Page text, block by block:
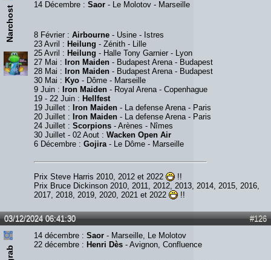
Narchost
14 Décembre : Saor - Le Molotov - Marseille
8 Février : Airbourne - Usine - Istres
23 Avril : Heilung - Zénith - Lille
25 Avril : Heilung - Halle Tony Garnier - Lyon
27 Mai : Iron Maiden - Budapest Arena - Budapest
28 Mai : Iron Maiden - Budapest Arena - Budapest
30 Mai : Kyo - Dôme - Marseille
9 Juin : Iron Maiden - Royal Arena - Copenhague
19 - 22 Juin : Hellfest
19 Juillet : Iron Maiden - La defense Arena - Paris
20 Juillet : Iron Maiden - La defense Arena - Paris
24 Juillet : Scorpions - Arènes - Nîmes
30 Juillet - 02 Aout : Wacken Open Air
6 Décembre : Gojira - Le Dôme - Marseille
Prix Steve Harris 2010, 2012 et 2022
!!
Prix Bruce Dickinson 2010, 2011, 2012, 2013, 2014, 2015, 2016,
2017, 2018, 2019, 2020, 2021 et 2022
!!
#126
03/12/2024 06:41:30
14 décembre : Saor - Marseille, Le Molotov
22 décembre : Henri Dès - Avignon, Confluence